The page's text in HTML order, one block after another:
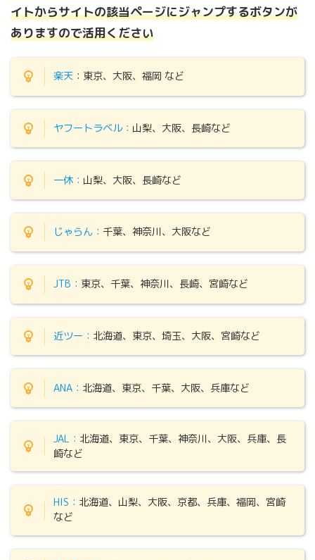
イトからサイトの該当ページにジャンプするボタンが
ありますので活用ください
楽天 ：東京、大阪、福岡 など
ヤフートラベル： 山梨、大阪、長崎など
一休： 山梨、大阪、長崎など
じゃらん： 千葉、神奈川、大阪など
JTB： 東京、千葉、神奈川、長崎、宮崎など
近ツー： 北海道、東京、埼玉、大阪、宮崎など
ANA： 北海道、東京、千葉、大阪、兵庫など
JAL： 北海道、東京、千葉、神奈川、大阪、兵庫、長
崎など
HIS： 北海道、 山梨、大阪、京都、兵庫、福岡、宮崎
など